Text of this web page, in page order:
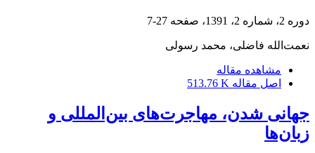
دوره 2، شماره 2، 1391، صفحه 27-7
نعمت‌الله فاضلی، محمد رسولی
مشاهده مقاله
اصل مقاله 513.76 K
جهانی شدن، مهاجرت‌های بین‌المللی و
زبان‌ها